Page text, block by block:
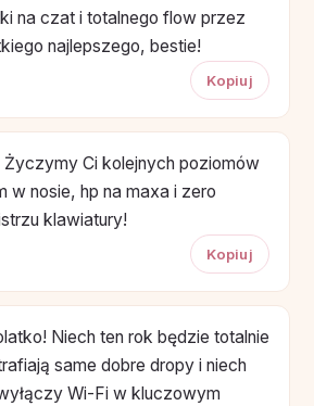
na czat i totalnego flow przez
najlepszego, bestie!
Kopiuj
Ci kolejnych poziomów
w nosie, hp na maxa i zero
klawiatury!
Kopiuj
Niech ten rok będzie totalnie
same dobre dropy i niech
Wi-Fi w kluczowym